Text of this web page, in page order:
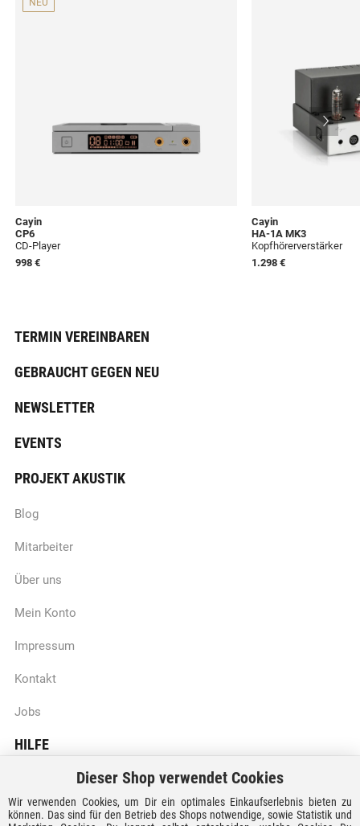
NEU
Cayin
CP6
CD-Player
998 €
Cayin
HA-1A MK3
Kopfhörerverstärker
1.298 €
TERMIN VEREINBAREN
GEBRAUCHT GEGEN NEU
NEWSLETTER
EVENTS
PROJEKT AKUSTIK
Blog
Mitarbeiter
Über uns
Mein Konto
Impressum
Kontakt
Jobs
HILFE
Batteriegesetzhinweise
Vertrag widerrufen
Dieser Shop verwendet Cookies
Wir verwenden Cookies, um Dir ein optimales Einkaufserlebnis bieten zu
können. Das sind für den Betrieb des Shops notwendige, sowie Statistik und